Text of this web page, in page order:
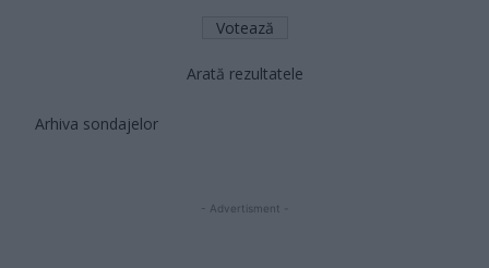
Arată rezultatele
Arhiva sondajelor
- Advertisment -